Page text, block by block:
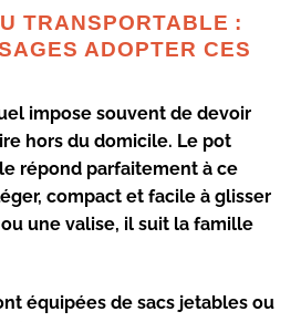
TRANSPORTABLE :
ADOPTER CES
impose souvent de devoir
hors du domicile. Le pot
répond parfaitement à ce
compact et facile à glisser
une valise, il suit la famille
équipées de sacs jetables ou